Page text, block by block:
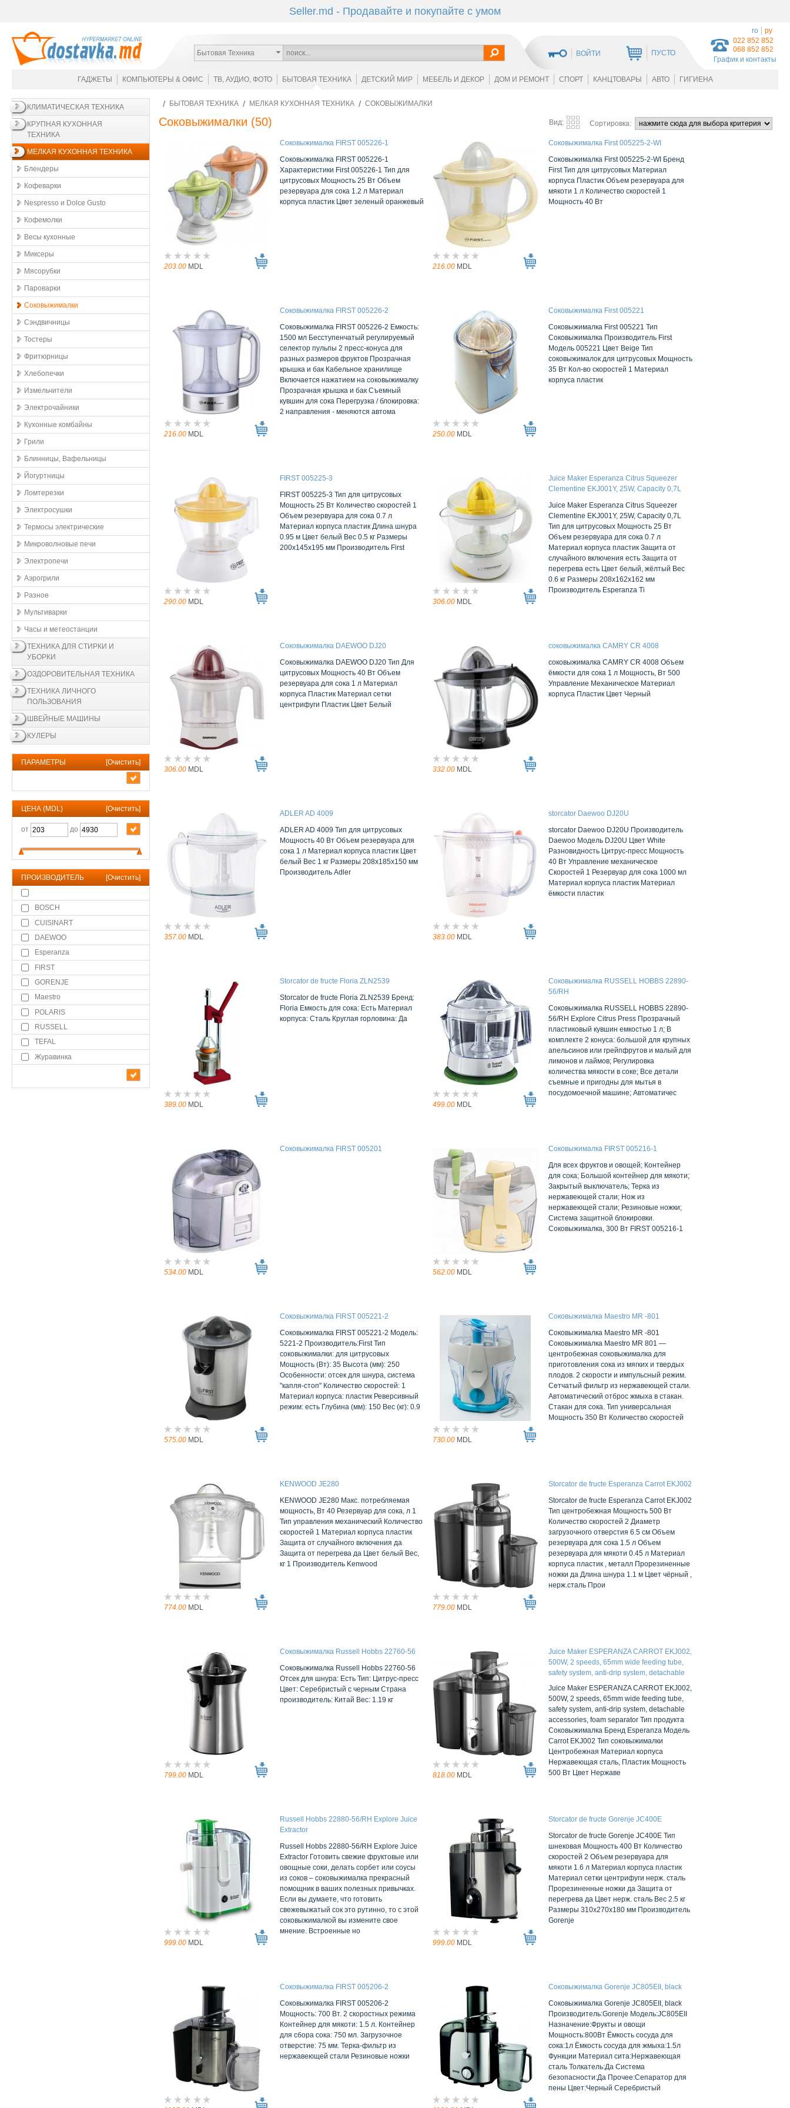
Seller.md - Продавайте и покупайте с умом
022 852 852
068 852 852
График и контакты
Бытовая Техника ВОЙТИ ПУСТО
ro ру
ГАДЖЕТЫ КОМПЬЮТЕРЫ & ОФИС ТВ, АУДИО, ФОТО БЫТОВАЯ ТЕХНИКА ДЕТСКИЙ МИР МЕБЕЛЬ И ДЕКОР ДОМ И РЕМОНТ СПОРТ КАНЦТОВАРЫ АВТО ГИГИЕНА
КЛИМАТИЧЕСКАЯ ТЕХНИКА
КРУПНАЯ КУХОННАЯ
ТЕХНИКА
МЕЛКАЯ КУХОННАЯ ТЕХНИКА
Блендеры
Кофеварки
Nespresso и Dolce Gusto
Кофемолки
Весы кухонные
Миксеры
Мясорубки
Пароварки
Соковыжималки
Сэндвичницы
Тостеры
Фритюрницы
Хлебопечки
Измельчители
Электрочайники
Кухонные комбайны
Грили
Блинницы, Вафельницы
Йогуртницы
Ломтерезки
Электросушки
Термосы электрические
Микроволновые печи
Электропечи
Аэрогрили
Разное
Мультиварки
Часы и метеостанции
ТЕХНИКА ДЛЯ СТИРКИ И
УБОРКИ
ОЗДОРОВИТЕЛЬНАЯ ТЕХНИКА
ТЕХНИКА ЛИЧНОГО
ПОЛЬЗОВАНИЯ
ШВЕЙНЫЕ МАШИНЫ
КУЛЕРЫ
ПАРАМЕТРЫ [Очистить]
ЦЕНА (MDL) [Очистить]
от до
ПРОИЗВОДИТЕЛЬ [Очистить]
BOSCH
CUISINART
DAEWOO
Esperanza
FIRST
GORENJE
Maestro
POLARIS
RUSSELL
TEFAL
Журавинка
БЫТОВАЯ ТЕХНИКА МЕЛКАЯ КУХОННАЯ ТЕХНИКА СОКОВЫЖИМАЛКИ
Соковыжималки (50) Вид: Сортировка:
203.00 MDL
Соковыжималка FIRST 005226-1
Соковыжималка FIRST 005226-1
Характеристики First 005226-1 Тип для
цитрусовых Мощность 25 Вт Объем
резервуара для сока 1.2 л Материал
корпуса пластик Цвет зеленый оранжевый
216.00 MDL
Соковыжималка First 005225-2-WI
Соковыжималка First 005225-2-WI Бренд
First Тип для цитрусовых Материал
корпуса Пластик Объем резервуара для
мякоти 1 л Количество скоростей 1
Мощность 40 Вт
216.00 MDL
Соковыжималка FIRST 005226-2
Соковыжималка FIRST 005226-2 Емкость:
1500 мл Бесступенчатый регулируемый
селектор пульпы 2 пресс-конуса для
разных размеров фруктов Прозрачная
крышка и бак Кабельное хранилище
Включается нажатием на соковыжималку
Прозрачная крышка и бак Съемный
кувшин для сока Перегрузка / блокировка:
2 направления - меняются автома
250.00 MDL
Соковыжималка First 005221
Соковыжималка First 005221 Тип
Соковыжималка Производитель First
Модель 005221 Цвет Beige Тип
соковыжималок для цитрусовых Мощность
35 Вт Кол-во скоростей 1 Материал
корпуса пластик
290.00 MDL
FIRST 005225-3
FIRST 005225-3 Тип для цитрусовых
Мощность 25 Вт Количество скоростей 1
Объем резервуара для сока 0.7 л
Материал корпуса пластик Длина шнура
0.95 м Цвет белый Вес 0.5 кг Размеры
200x145x195 мм Производитель First
306.00 MDL
Juice Maker Esperanza Citrus Squeezer
Clementine EKJ001Y, 25W, Capacity 0,7L
Juice Maker Esperanza Citrus Squeezer
Clementine EKJ001Y, 25W, Capacity 0,7L
Тип для цитрусовых Мощность 25 Вт
Объем резервуара для сока 0.7 л
Материал корпуса пластик Защита от
случайного включения есть Защита от
перегрева есть Цвет белый, жёлтый Вес
0.6 кг Размеры 208x162x162 мм
Производитель Esperanza Ti
306.00 MDL
Соковыжималка DAEWOO DJ20
Соковыжималка DAEWOO DJ20 Тип Для
цитрусовых Мощность 40 Вт Объем
резервуара для сока 1 л Материал
корпуса Пластик Материал сетки
центрифуги Пластик Цвет Белый
332.00 MDL
cоковыжималка CAMRY CR 4008
cоковыжималка CAMRY CR 4008 Объем
ёмкости для сока 1 л Мощность, Вт 500
Управление Механическое Материал
корпуса Пластик Цвет Черный
357.00 MDL
ADLER AD 4009
ADLER AD 4009 Тип для цитрусовых
Мощность 40 Вт Объем резервуара для
сока 1 л Материал корпуса пластик Цвет
белый Вес 1 кг Размеры 208x185x150 мм
Производитель Adler
383.00 MDL
storcator Daewoo DJ20U
storcator Daewoo DJ20U Производитель
Daewoo Модель DJ20U Цвет White
Разновидность Цитрус-пресс Мощность
40 Вт Управление механическое
Скоростей 1 Резервуар для сока 1000 мл
Материал корпуса пластик Материал
ёмкости пластик
389.00 MDL
Storcator de fructe Floria ZLN2539
Storcator de fructe Floria ZLN2539 Бренд:
Floria Емкость для сока: Есть Материал
корпуса: Сталь Круглая горловина: Да
499.00 MDL
Соковыжималка RUSSELL HOBBS 22890-
56/RH
Соковыжималка RUSSELL HOBBS 22890-
56/RH Explore Citrus Press Прозрачный
пластиковый кувшин емкостью 1 л; В
комплекте 2 конуса: большой для крупных
апельсинов или грейпфрутов и малый для
лимонов и лаймов; Регулировка
количества мякости в соке; Все детали
съемные и пригодны для мытья в
посудомоечной машине; Автоматичес
534.00 MDL
Соковыжималка FIRST 005201
562.00 MDL
Соковыжималка FIRST 005216-1
Для всех фруктов и овощей; Контейнер
для сока; Большой контейнер для мякоти;
Закрытый выключатель; Терка из
нержавеющей стали; Нож из
нержавеющей стали; Резиновые ножки;
Система защитной блокировки.
Соковыжималка, 300 Вт FIRST 005216-1
575.00 MDL
Соковыжималка FIRST 005221-2
Соковыжималка FIRST 005221-2 Модель:
5221-2 Производитель:First Тип
соковыжималки: для цитрусовых
Мощность (Вт): 35 Высота (мм): 250
Особенности: отсек для шнура, система
"капля-стоп" Количество скоростей: 1
Материал корпуса: пластик Реверсивный
режим: есть Глубина (мм): 150 Вес (кг): 0.9
730.00 MDL
Соковыжималка Maestro MR -801
Соковыжималка Maestro MR -801
Соковыжималка Maestro MR 801 —
центробежная соковыжималка для
приготовления сока из мягких и твердых
плодов. 2 скорости и импульсный режим.
Сетчатый фильтр из нержавеющей стали.
Автоматический отброс жмыха в стакан.
Стакан для сока. Тип универсальная
Мощность 350 Вт Количество скоростей
774.00 MDL
KENWOOD JE280
KENWOOD JE280 Макс. потребляемая
мощность, Вт 40 Резервуар для сока, л 1
Тип управления механический Количество
скоростей 1 Материал корпуса пластик
Защита от случайного включения да
Защита от перегрева да Цвет белый Вес,
кг 1 Производитель Kenwood
779.00 MDL
Storcator de fructe Esperanza Carrot EKJ002
Storcator de fructe Esperanza Carrot EKJ002
Тип центробежная Мощность 500 Вт
Количество скоростей 2 Диаметр
загрузочного отверстия 6.5 см Объем
резервуара для сока 1.5 л Объем
резервуара для мякоти 0.45 л Материал
корпуса пластик , металл Прорезиненные
ножки да Длина шнура 1.1 м Цвет чёрный ,
нерж.сталь Прои
799.00 MDL
Соковыжималка Russell Hobbs 22760-56
Соковыжималка Russell Hobbs 22760-56
Отсек для шнура: Есть Тип: Цитрус-пресс
Цвет: Серебристый с черным Страна
производитель: Китай Вес: 1.19 кг
818.00 MDL
Juice Maker ESPERANZA CARROT EKJ002,
500W, 2 speeds, 65mm wide feeding tube,
safety system, anti-drip system, detachable
accessories, foam separator
Juice Maker ESPERANZA CARROT EKJ002,
500W, 2 speeds, 65mm wide feeding tube,
safety system, anti-drip system, detachable
accessories, foam separator Тип продукта
Соковыжималка Бренд Esperanza Модель
Carrot EKJ002 Тип соковыжималки
Центробежная Материал корпуса
Нержавеющая сталь, Пластик Мощность
500 Вт Цвет Нержаве
999.00 MDL
Russell Hobbs 22880-56/RH Explore Juice
Extractor
Russell Hobbs 22880-56/RH Explore Juice
Extractor Готовить свежие фруктовые или
овощные соки, делать сорбет или соусы
из соков – соковыжималка прекрасный
помощник в ваших полезных привычках.
Если вы думаете, что готовить
свежевыжатый сок это рутинно, то с этой
соковыжималкой вы измените свое
мнение. Встроенные но
999.00 MDL
Storcator de fructe Gorenje JC400E
Storcator de fructe Gorenje JC400E Тип
шнековая Мощность 400 Вт Количество
скоростей 2 Объем резервуара для
мякоти 1.6 л Материал корпуса пластик
Материал сетки центрифуги нерж. сталь
Прорезиненные ножки да Защита от
перегрева да Цвет нерж. сталь Вес 2.5 кг
Размеры 310x270x180 мм Производитель
Gorenje
Соковыжималка FIRST 005206-2
Соковыжималка FIRST 005206-2
Мощность: 700 Вт. 2 скоростных режима
Контейнер для мякоти: 1.5 л. Контейнер
для сбора сока: 750 мл. Загрузочное
отверстие: 75 мм. Терка-фильтр из
нержавеющей стали Резиновые ножки
Соковыжималка Gorenje JC805EII, black
Соковыжималка Gorenje JC805EII, black
Производитель:Gorenje Модель:JC805EII
Назначение:Фрукты и овощи
Мощность:800Вт Ёмкость сосуда для
сока:1л Ёмкость сосуда для жмыха:1.5л
Функции Материал сита:Нержавеющая
сталь Толкатель:Да Система
безопасности:Да Прочее:Сепаратор для
пены Цвет:Черный Серебристый